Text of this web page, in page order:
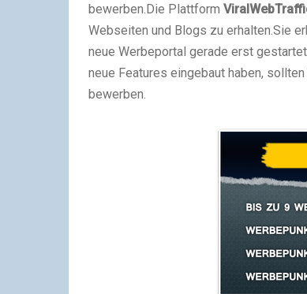
bewerben. Die Plattform
Webseiten und Blogs zu erhalten. Sie
neue Werbeportal gerade erst
neue Features eingebaut haben,
bewerben.